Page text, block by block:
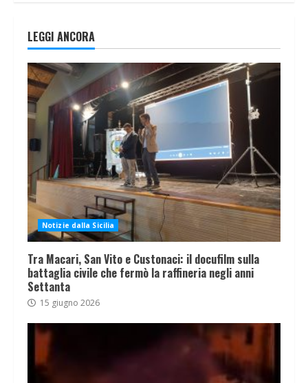
LEGGI ANCORA
Notizie dalla Sicilia
Tra Macari, San Vito e Custonaci: il docufilm sulla
battaglia civile che fermò la raffineria negli anni
Settanta
15 giugno 2026